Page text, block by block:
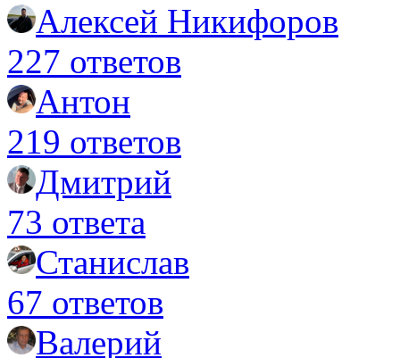
Алексей Никифоров
227 ответов
Антон
219 ответов
Дмитрий
73 ответа
Станислав
67 ответов
Валерий